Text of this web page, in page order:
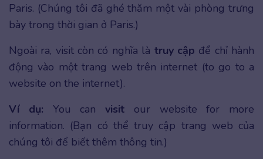
Paris. (Chúng tôi đã ghé thăm một vài phòng trưng
bày trong thời gian ở Paris.)
Ngoài ra, visit còn có nghĩa là truy cập để chỉ hành
động vào một trang web trên internet (to go to a
website on the internet).
Ví dụ: You can visit our website for more
information. (Bạn có thể truy cập trang web của
chúng tôi để biết thêm thông tin.)